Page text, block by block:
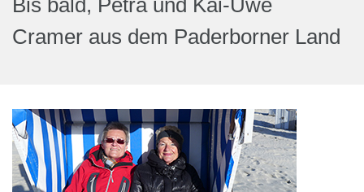
Bis bald, Petra und Kai-Uwe
Cramer aus dem Paderborner Land